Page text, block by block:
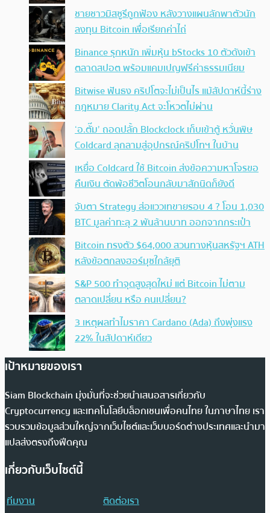
ชายชาวมิสซูรีถูกฟ้อง หลังวางแผนลักพาตัวนัก
ลงทุน Bitcoin เพื่อเรียกค่าไถ่
Binance รุกหนัก เพิ่มหุ้น bStocks 10 ตัวดังเข้า
ตลาดสปอต พร้อมแคมเปญฟรีค่าธรรมเนียม
Bitwise ฟันธง คริปโตจะไม่เป็นไร แม้สัปดาห์นี้ร่าง
กฎหมาย Clarity Act จะโหวตไม่ผ่าน
‘อ.ตั๊ม’ ถอดปลั้ก Blockclock เก็บเข้าตู้ หวั่นพิษ
Coldcard ลุกลามสู่อุปกรณ์คริปโทฯ ในบ้าน
เหยื่อ Coldcard ใช้ Bitcoin ส่งข้อความหาโจรขอ
คืนเงิน ตัดพ้อชีวิตโอนกลับมาสักนิดก็ยังดี
จับตา Strategy ส่อแววเทขายรอบ 4 ? โอน 1,030
BTC มูลค่าทะลุ 2 พันล้านบาท ออกจากกระเป๋า
Bitcoin ทรงตัว $64,000 สวนทางหุ้นสหรัฐฯ ATH
หลังข้อตกลงฮอร์มุซใกล้ยุติ
S&P 500 ทำจุดสูงสุดใหม่ แต่ Bitcoin ไม่ตาม
ตลาดเปลี่ยน หรือ คนเปลี่ยน?
3 เหตุผลทำไมราคา Cardano (Ada) ถึงพุ่งแรง
22% ในสัปดาห์เดียว
เป้าหมายของเรา
Siam Blockchain มุ่งมั่นที่จะช่วยนำเสนอสารเกี่ยวกับ
Cryptocurrency และเทคโนโลยีบล็อกเชนเพื่อคนไทย ในภาษาไทย เรา
รวบรวมข้อมูลส่วนใหญ่จากเว็บไซต์และเว็บบอร์ดต่างประเทศและนำมา
แปลส่งตรงถึงฟีดคุณ
เกี่ยวกับเว็บไซต์นี้
ทีมงาน
ติดต่อเรา